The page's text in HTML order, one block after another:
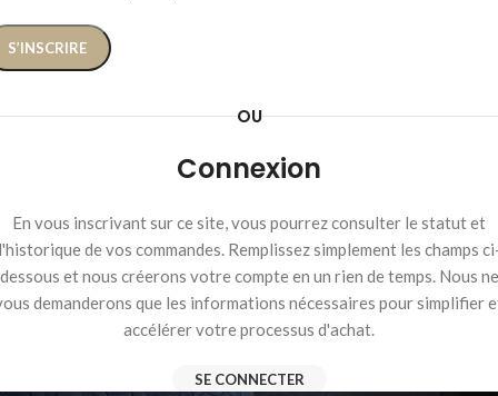
S’INSCRIRE
OU
Connexion
En vous inscrivant sur ce site, vous pourrez consulter le statut et
de vos commandes. Remplissez simplement les champs
dessous et nous créerons votre compte en un rien de temps. Nous ne
demanderons que les informations nécessaires pour simplifier
accélérer votre processus d'achat.
SE CONNECTER